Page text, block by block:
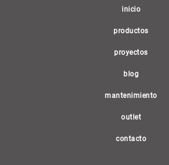
inicio(current)
productos
proyectos
blog
mantenimiento
outlet
contacto